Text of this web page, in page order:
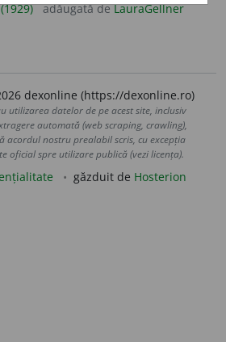
adăugată deLauraGellner
dexonline (https://dexonline.ro)
utilizarea datelor de pe acest site, inclusiv
automată (web scraping, crawling),
acordul nostru prealabil scris, cu excepția
oficial spre utilizare publică (vezi licența).
găzduit de Hosterion